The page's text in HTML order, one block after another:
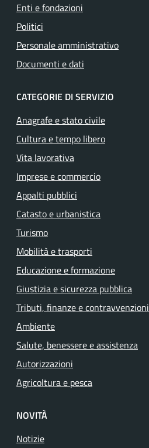
Enti e fondazioni
Politici
Personale amministrativo
Documenti e dati
CATEGORIE DI SERVIZIO
Anagrafe e stato civile
Cultura e tempo libero
Vita lavorativa
Imprese e commercio
Appalti pubblici
Catasto e urbanistica
Turismo
Mobilità e trasporti
Educazione e formazione
Giustizia e sicurezza pubblica
Tributi, finanze e contravvenzioni
Ambiente
Salute, benessere e assistenza
Autorizzazioni
Agricoltura e pesca
NOVITÀ
Notizie